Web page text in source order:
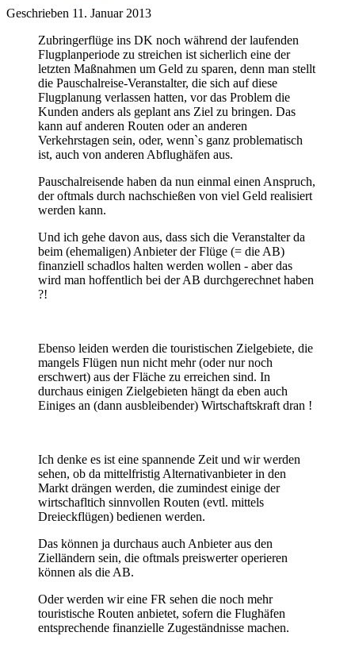
Geschrieben 11. Januar 2013
Zubringerflüge ins DK noch während der laufenden
Flugplanperiode zu streichen ist sicherlich eine der
letzten Maßnahmen um Geld zu sparen, denn man stellt
die Pauschalreise-Veranstalter, die sich auf diese
Flugplanung verlassen hatten, vor das Problem die
Kunden anders als geplant ans Ziel zu bringen. Das
kann auf anderen Routen oder an anderen
Verkehrstagen sein, oder, wenn`s ganz problematisch
ist, auch von anderen Abflughäfen aus.
Pauschalreisende haben da nun einmal einen Anspruch,
der oftmals durch nachschießen von viel Geld realisiert
werden kann.
Und ich gehe davon aus, dass sich die Veranstalter da
beim (ehemaligen) Anbieter der Flüge (= die AB)
finanziell schadlos halten werden wollen - aber das
wird man hoffentlich bei der AB durchgerechnet haben
?!
Ebenso leiden werden die touristischen Zielgebiete, die
mangels Flügen nun nicht mehr (oder nur noch
erschwert) aus der Fläche zu erreichen sind. In
durchaus einigen Zielgebieten hängt da eben auch
Einiges an (dann ausbleibender) Wirtschaftskraft dran !
Ich denke es ist eine spannende Zeit und wir werden
sehen, ob da mittelfristig Alternativanbieter in den
Markt drängen werden, die zumindest einige der
wirtschafltich sinnvollen Routen (evtl. mittels
Dreieckflügen) bedienen werden.
Das können ja durchaus auch Anbieter aus den
Zielländern sein, die oftmals preiswerter operieren
können als die AB.
Oder werden wir eine FR sehen die noch mehr
touristische Routen anbietet, sofern die Flughäfen
entsprechende finanzielle Zugeständnisse machen.